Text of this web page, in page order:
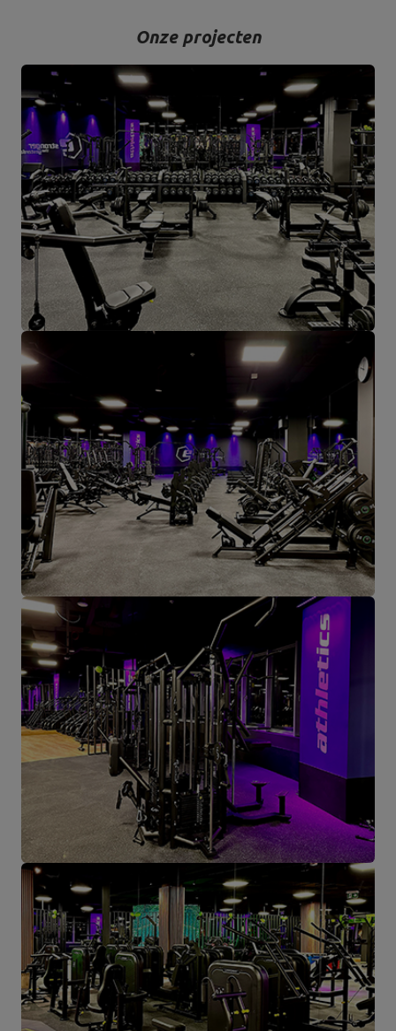
Onze projecten